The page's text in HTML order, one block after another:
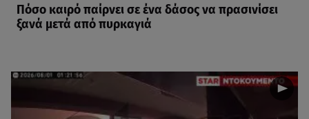
Πόσο καιρό παίρνει σε ένα δάσος να πρασινίσει
ξανά μετά από πυρκαγιά